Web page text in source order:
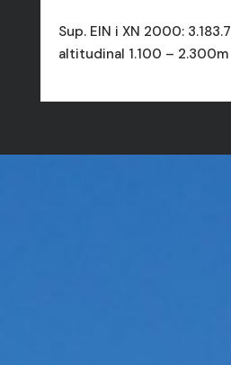
Sup. EIN i XN 2000:
altitudinal 1.100 – 2.300m